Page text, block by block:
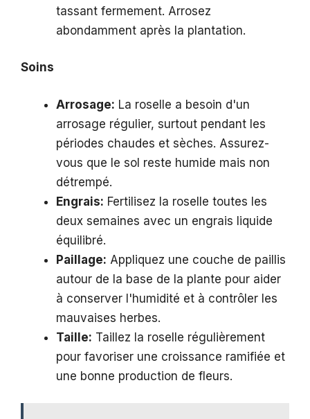
tassant fermement. Arrosez
abondamment après la plantation.
Soins
Arrosage: La roselle a besoin d'un
arrosage régulier, surtout pendant les
périodes chaudes et sèches. Assurez-
vous que le sol reste humide mais non
détrempé.
Engrais: Fertilisez la roselle toutes les
deux semaines avec un engrais liquide
équilibré.
Paillage: Appliquez une couche de paillis
autour de la base de la plante pour aider
à conserver l'humidité et à contrôler les
mauvaises herbes.
Taille: Taillez la roselle régulièrement
pour favoriser une croissance ramifiée et
une bonne production de fleurs.